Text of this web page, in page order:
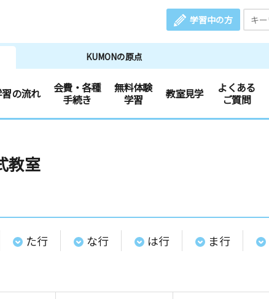
学習中の方
KUMONの原点
の流れ
会費・各種
手続き
無料体験
学習
教室見学
よくある
ご質問
教室
た行 な行 は行 ま行